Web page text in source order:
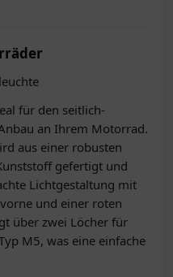
für den seitlich-
an Ihrem Motorrad.
aus einer robusten
gefertigt und
Lichtgestaltung mit
und einer roten
über zwei Löcher für
M5, was eine einfache